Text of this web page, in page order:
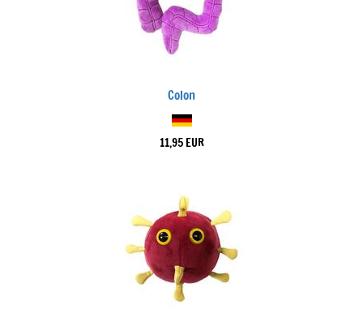
Colon
11,95 EUR